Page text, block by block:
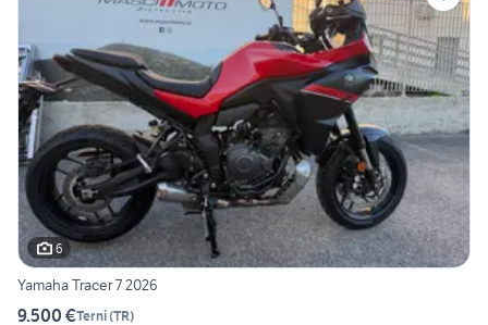
6
Yamaha Tracer 7 2026
9.500 €Terni(TR)